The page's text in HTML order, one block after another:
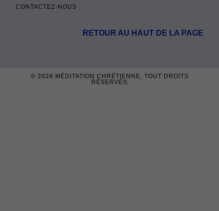
CONTACTEZ-NOUS
RETOUR AU HAUT DE LA PAGE
© 2026 MÉDITATION CHRÉTIENNE, TOUT DROITS
RÉSERVÉS